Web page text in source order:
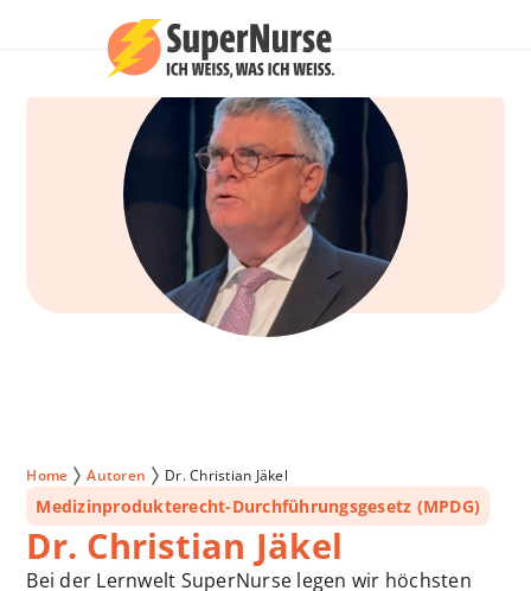
Home Autoren Dr. Christian Jäkel
Medizinprodukterecht-Durchführungsgesetz (MPDG)
Dr. Christian Jäkel
Bei der Lernwelt SuperNurse legen wir höchsten